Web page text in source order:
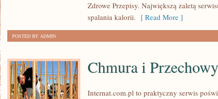
Zdrowe Przepisy. Największą zaletą
spalania kalorii. [ Read More ]
POSTED BY ADMIN
Chmura i
Internat.com.pl to praktyczny serwis